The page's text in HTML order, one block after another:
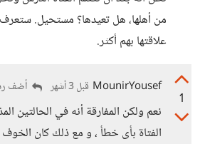
من أهلها، هل تعيدها؟ مستحيل.
علاقتها بهم أكثر.
1
MounirYousef قبل 3 أشهر أضف
نعم ولكن المفارقة أنه في الحالتين
الفتاة بأى خطأ ، و مع ذلك كان